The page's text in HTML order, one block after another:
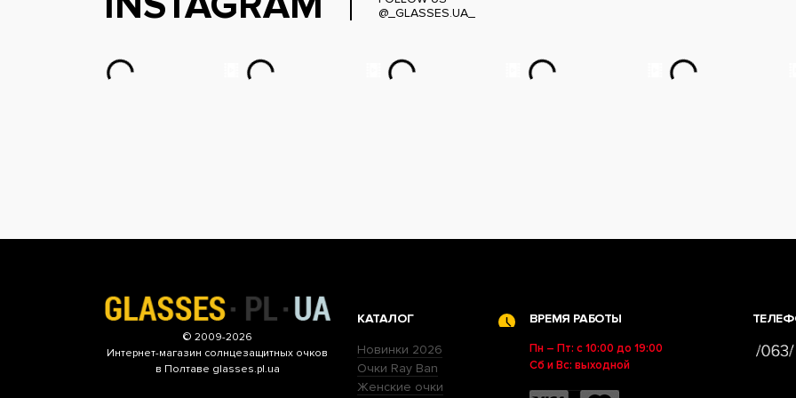
@_GLASSES.UA_
© 2009-2026
Интернет-магазин солнцезащитных очков
в Полтаве glasses.pl.ua
КАТАЛОГ
Новинки 2026
Очки Ray Ban
Женские очки
ВРЕМЯ РАБОТЫ
Пн – Пт: с 10:00 до 19:00
Сб и Вс: выходной